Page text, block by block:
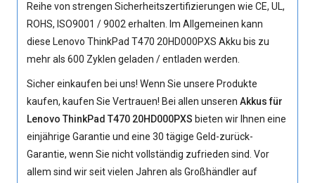
Reihe von strengen Sicherheitszertifizierungen wie CE, UL,
ROHS, ISO9001 / 9002 erhalten. Im Allgemeinen kann
diese Lenovo ThinkPad T470 20HD000PXS Akku bis zu
mehr als 600 Zyklen geladen / entladen werden.
Sicher einkaufen bei uns! Wenn Sie unsere Produkte
kaufen, kaufen Sie Vertrauen! Bei allen unserenAkkus für
Lenovo ThinkPad T470 20HD000PXS bieten wir Ihnen eine
einjährige Garantie und eine 30 tägige Geld-zurück-
Garantie, wenn Sie nicht vollständig zufrieden sind. Vor
allem sind wir seit vielen Jahren als Großhändler auf